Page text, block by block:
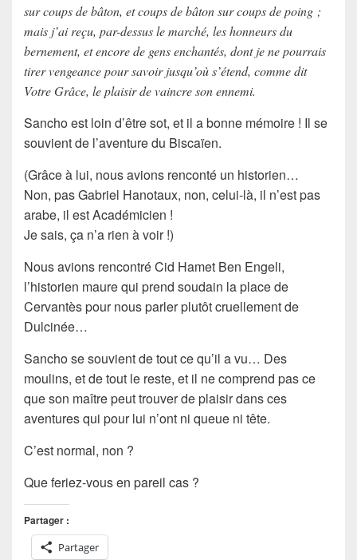
sur coups de bâton, et coups de bâton sur coups de poing ;
mais j’ai reçu, par-dessus le marché, les honneurs du
bernement, et encore de gens enchantés, dont je ne pourrais
tirer vengeance pour savoir jusqu’où s’étend, comme dit
Votre Grâce, le plaisir de vaincre son ennemi.
Sancho est loin d’être sot, et il a bonne mémoire ! Il se
souvient de l’aventure du Biscaïen.
(Grâce à lui, nous avions renconté un historien…
Non, pas Gabriel Hanotaux, non, celui-là, il n’est pas
arabe, il estAcadémicien !
Je sais, ça n’a rien à voir !)
Nous avions rencontré Cid Hamet Ben Engeli,
l’historien maure qui prend soudain la place de
Cervantès pour nous parler plutôt cruellement de
Dulcinée…
Sancho se souvient de tout ce qu’il a vu… Des
moulins, et de tout le reste, et il ne comprend pas ce
que son maître peut trouver deplaisirdans ces
aventures qui pour lui n’ont ni queue ni tête.
C’est normal, non ?
Que feriez-vous en pareil cas ?
Partager :
Partager